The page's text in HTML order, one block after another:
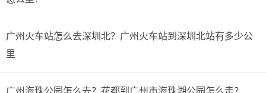
广州火车站怎么去深圳北？广州火车站到深圳北站有多少公
里
广州海珠公园怎么去？花都到广州市海珠湖公园怎么走？